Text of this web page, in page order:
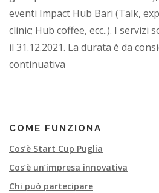
eventi Impact Hub Bari (Talk,
clinic; Hub coffee, ecc..). I servizi
il 31.12.2021. La durata è da
continuativa
COME FUNZIONA
Cos’è Start Cup Puglia
Cos’è un’impresa innovativa
Chi può partecipare